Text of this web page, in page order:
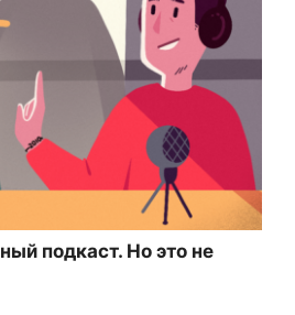
подкаст. Но это не